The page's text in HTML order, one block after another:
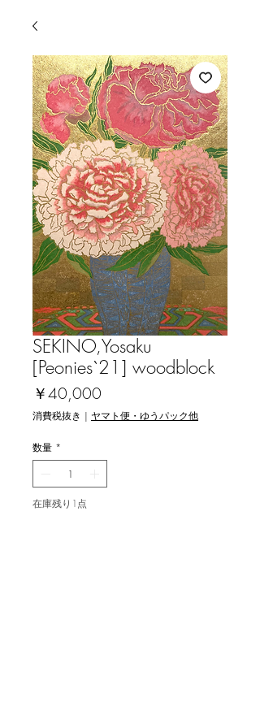
SEKINO,Yosaku
[Peonies`21] woodblock
￥40,000
格
消費税抜き | ヤマト便・ゆうパック他
数量 *
在庫残り1点